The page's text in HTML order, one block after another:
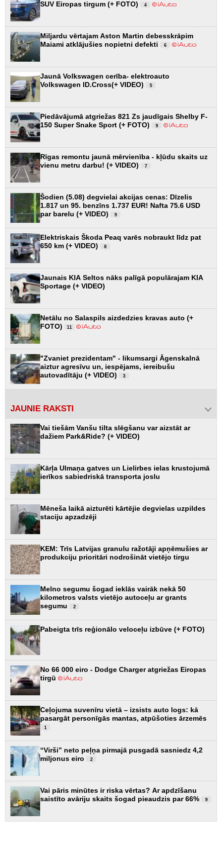
SUV Eiropas tirgum (+ FOTO) 4
Miljardu vērtajam Aston Martin debesskrāpim
Maiami atklājušies nopietni defekti
6
Jaunā Volkswagen cerība- elektroauto
Volkswagen ID.Cross(+ VIDEO)
5
Piedāvājumā atgriežas 821 Zs jaudīgais Shelby F-
150 Super Snake Sport (+ FOTO)
9
Rīgas remontu jaunā mērvienība - kļūdu skaits uz
vienu metru darbu! (+ VIDEO)
7
Šodien (5.08) degvielai akcijas cenas: Dīzelis
1.817 un 95. benzīns 1.737 EUR! Nafta 75.6 USD
par barelu (+ VIDEO)
9
Elektriskais Škoda Peaq varēs nobraukt līdz pat
650 km (+ VIDEO)
8
Jaunais KIA Seltos nāks palīgā populārajam KIA
Sportage (+ VIDEO)
Netālu no Salaspils aizdedzies kravas auto (+
FOTO)
11
"Zvaniet prezidentam" - likumsargi Āgenskalnā
aiztur agresīvu un, iespējams, iereibušu
autovadītāju (+ VIDEO)
3
JAUNIE RAKSTI
Vai tiešām Vanšu tilta slēgšanu var aizstāt ar
dažiem Park&Ride? (+ VIDEO)
Kārļa Ulmaņa gatves un Lielirbes ielas krustojumā
ierīkos sabiedriskā transporta joslu
Mēneša laikā aizturēti kārtējie degvielas uzpildes
staciju apzadzēji
KEM: Trīs Latvijas granulu ražotāji apņēmušies ar
produkciju prioritāri nodrošināt vietējo tirgu
Melno segumu šogad ieklās vairāk nekā 50
kilometros valsts vietējo autoceļu ar grants
segumu
2
Pabeigta trīs reģionālo veloceļu izbūve (+ FOTO)
No 66 000 eiro - Dodge Charger atgriežas Eiropas
tirgū
Ceļojuma suvenīru vietā – izsists auto logs: kā
pasargāt personīgās mantas, atpūšoties ārzemēs
1
“Virši” neto peļņa pirmajā pusgadā sasniedz 4,2
miljonus eiro
2
Vai pāris minūtes ir riska vērtas? Ar apdzīšanu
saistīto avāriju skaits šogad pieaudzis par 66%
9